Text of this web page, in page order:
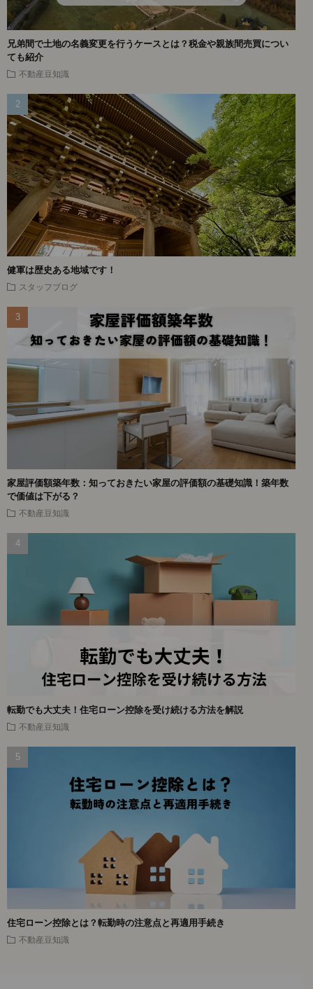
兄弟間で土地の名義変更を行うケースとは？税金や親族間売買につい
ても紹介
不動産豆知識
健軍は歴史ある地域です！
スタッフブログ
家屋評価額築年数：知っておきたい家屋の評価額の基礎知識！築年数
で価値は下がる？
不動産豆知識
転勤でも大丈夫！住宅ローン控除を受け続ける方法を解説
不動産豆知識
住宅ローン控除とは？転勤時の注意点と再適用手続き
不動産豆知識